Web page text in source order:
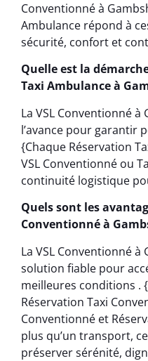
Conventionné à
Ambulance répond à
sécurité, confort et
Quelle est la
Taxi Ambulance à
La VSL Conventionné à
l’avance pour garantir
{Chaque Réservation
VSL Conventionné ou
continuité logistique
Quels sont les
Conventionné à
La VSL Conventionné
solution fiable pour
meilleures conditions .
Réservation Taxi
Conventionné et
plus qu’un transport,
préserver sérénité,